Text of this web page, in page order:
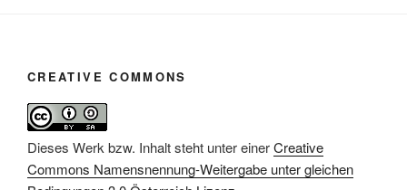
CREATIVE COMMONS
Dieses Werk bzw. Inhalt steht unter einerCreative
Commons Namensnennung-Weitergabe unter gleichen